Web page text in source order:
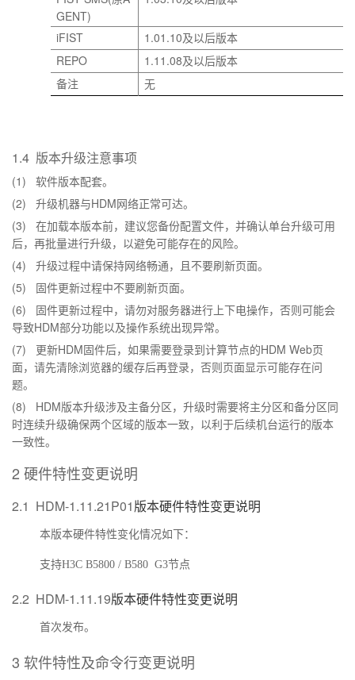
GENT)
iFIST 1.01.10及以后版本
REPO 1.11.08及以后版本
备注
无
1.4 版本升级注意事项
(1) 软件版本配套。
(2) 升级机器与HDM 网络正常可达。
(3)
在加载本版本前，建议您备份配置文件，并确认单台升级可用
后，再批量进行升级，以避免可能存在的风险。
(4) 升级过程中请保持网络畅通，且不要刷新页面。
(5) 固件更新过程中不要刷新页面。
(6)
固件更新过程中，请勿对服务器进行上下电操作，否则可能会
导致HDM部分功能以及操作系统出现异常。
(7) 更新HDM 固件后，如果需要登录到计算节点的HDM Web页
面，请先清除浏览器的缓存后再登录，否则页面显示可能存在问
题。
(8) HDM版本升级涉及主备分区，升级时需要将主分区和备分区同
时连续升级确保两个区域的版本一致，以利于后续机台运行的版本
一致性。
2 硬件特性变更说明
2.1 HDM-1.11.21P01 版本硬件特性变更说明
本版本硬件特性变化情况如下：
支持H3C B5800 / B580 G3节点
2.2 HDM-1.11.19版本硬件特性变更说明
首次发布。
3 软件特性及命令行变更说明